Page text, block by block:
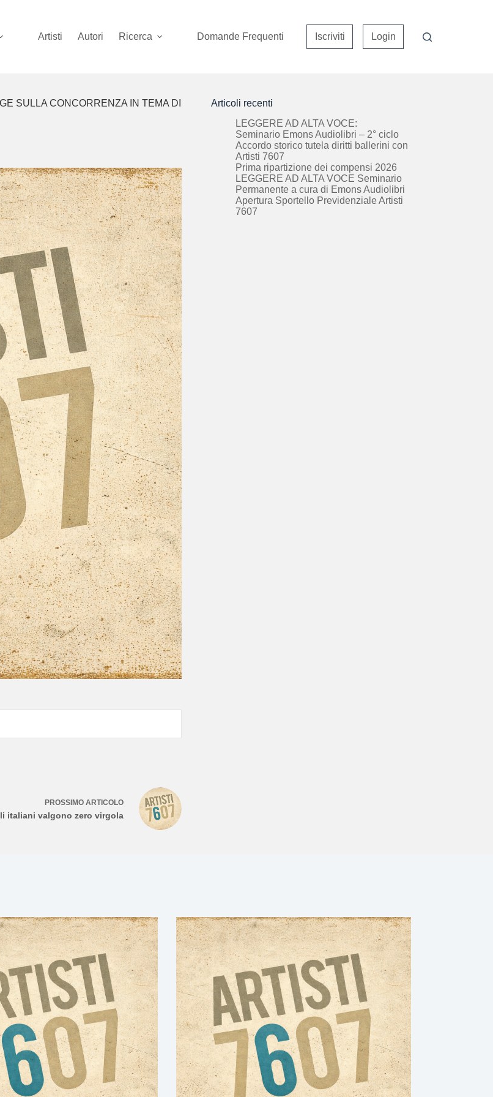
Artisti Autori Ricerca Domande Frequenti Iscriviti Login
SULLA CONCORRENZA IN TEMA DI
PROSSIMO ARTICOLO
italiani valgono zero virgola
Articoli recenti
LEGGERE AD ALTA VOCE:
Seminario Emons Audiolibri – 2° ciclo
Accordo storico tutela diritti ballerini con
Artisti 7607
Prima ripartizione dei compensi 2026
LEGGERE AD ALTA VOCE Seminario
Permanente a cura di Emons Audiolibri
Apertura Sportello Previdenziale Artisti
7607